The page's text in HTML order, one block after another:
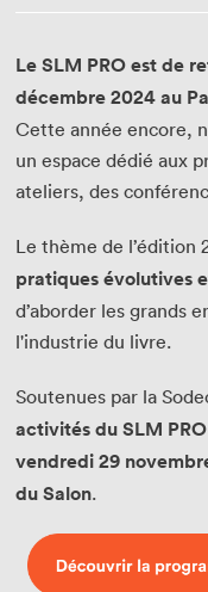
Le SLM PRO est de
décembre 2024 au
Cette année encore,
un espace dédié aux
ateliers, des
Le thème de l’édition
pratiques évolutives
d’aborder les grands
l'industrie du livre.
Soutenues par la
activités du SLM
vendredi 29
du Salon.